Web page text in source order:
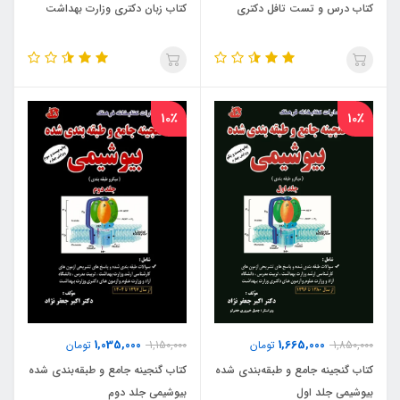
کتاب درس و تست تافل دکتری کتاب زبان دکتری وزارت بهداشت
10٪
1,850,000
1,665,000 تومان
کتاب گنجینه جامع و طبقه‌بندی شده
بیوشیمی جلد اول
10٪
1,150,000
1,035,000 تومان
کتاب گنجینه جامع و طبقه‌بندی شده
بیوشیمی جلد دوم